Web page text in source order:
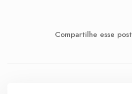
Compartilhe esse post